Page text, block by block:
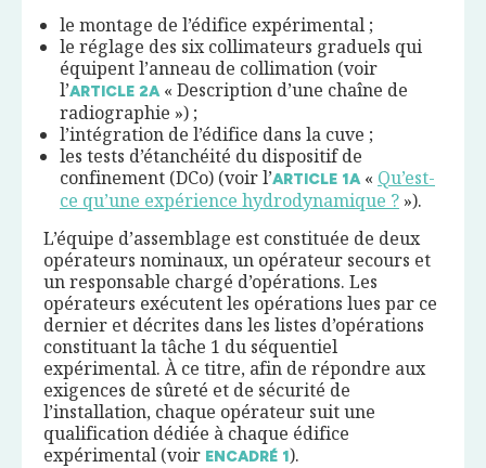
le montage de l’édifice expérimental ;
le réglage des six collimateurs graduels qui
équipent l’anneau de collimation (voir
l’ARTICLE 2A« Description d’une chaîne de
radiographie ») ;
l’intégration de l’édifice dans la cuve ;
les tests d’étanchéité du dispositif de
confinement (DCo) (voir l’ARTICLE 1A« Qu’est-
ce qu’une expérience hydrodynamique ? »).
L’équipe d’assemblage est constituée de deux
opérateurs nominaux, un opérateur secours et
un responsable chargé d’opérations. Les
opérateurs exécutent les opérations lues par ce
dernier et décrites dans les listes d’opérations
constituant la tâche 1 du séquentiel
expérimental. À ce titre, afin de répondre aux
exigences de sûreté et de sécurité de
l’installation, chaque opérateur suit une
qualification dédiée à chaque édifice
expérimental (voir ENCADRÉ 1).